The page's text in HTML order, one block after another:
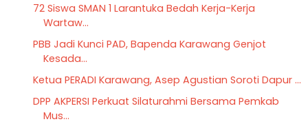
72 Siswa SMAN 1 Larantuka Bedah Kerja-Kerja
Wartaw...
PBB Jadi Kunci PAD, Bapenda Karawang Genjot
Kesada...
Ketua PERADI Karawang, Asep Agustian Soroti Dapur ...
DPP AKPERSI Perkuat Silaturahmi Bersama Pemkab
Mus...